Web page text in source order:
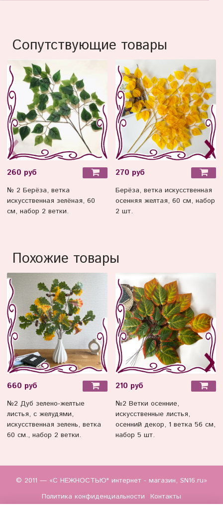
Сопутствующие товары
260 руб
№ 2 Берёза, ветка
искусственная зелёная, 60
см, набор 2 ветки.
270 руб
Берёза, ветка искусственная
осенняя желтая, 60 см, набор
2 шт.
Похожие товары
660 руб
№2 Дуб зелено-желтые
листья, с желудями,
искусственная зелень, ветка
60 см., набор 2 ветки.
210 руб
№2 Ветки осенние,
искусственные листья,
осенний декор, 1 ветка 56 см,
набор 5 шт.
© 2011 — «С НЕЖНОСТЬЮ" интернет - магазин, SN16.ru»
Политика конфиденциальности
Контакты